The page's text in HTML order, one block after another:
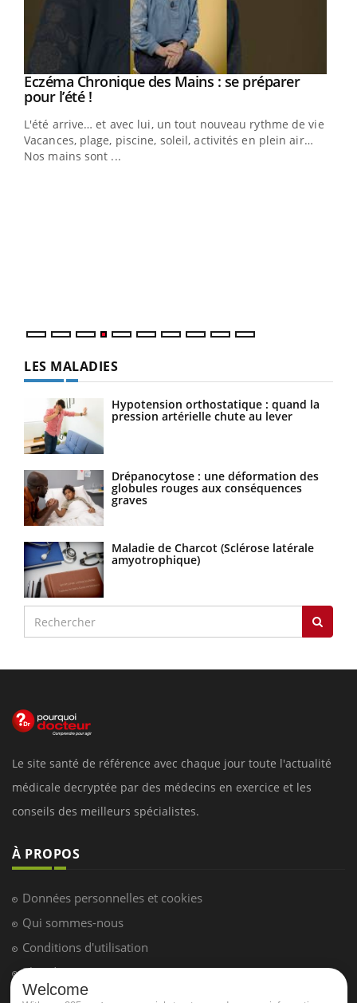
Youtube
Eczéma Chronique des Mains : se préparer
pour l’été !Youtube
L'été arrive… et avec lui, un tout nouveau rythme de vie !
Vacances, plage, piscine, soleil, activités en plein air…
Nos mains sont ...
LES MALADIES
Hypotension orthostatique : quand la
pression artérielle chute au lever
Drépanocytose : une déformation des
globules rouges aux conséquences
graves
Maladie de Charcot (Sclérose latérale
amyotrophique)
Le site santé de référence avec chaque jour toute l'actualité
médicale decryptée par des médecins en exercice et les
conseils des meilleurs spécialistes.
À PROPOS
Données personnelles et cookies
Qui sommes-nous
Conditions d'utilisation
Plan du site
Mentions Légales
Welcome